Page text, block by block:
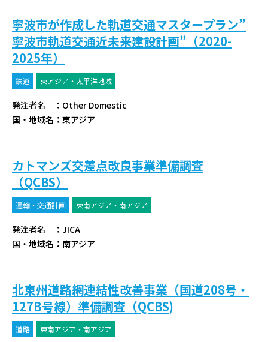
寧波市が作成した軌道交通マスタープラン”
寧波市軌道交通近未来建設計画”（2020-
2025年）
鉄道 東アジア・太平洋地域
発注者名 ： Other Domestic
国・地域名 ： 東アジア
カトマンズ交差点改良事業準備調査
（QCBS）
運輸・交通計画 東南アジア・南アジア
発注者名 ： JICA
国・地域名 ： 南アジア
北東州道路網連結性改善事業（国道208号・
127B号線）準備調査（QCBS)
道路 東南アジア・南アジア